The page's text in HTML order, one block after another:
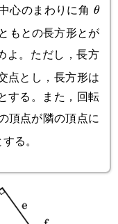
心のまわりに角 θ
もとの長方形とが
よ。ただし，長方
点とし，長方形は
する。また，回転
頂点が隣の頂点に
る。